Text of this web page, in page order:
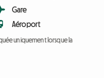
Gare
Aéroport
uniquement lorsque la